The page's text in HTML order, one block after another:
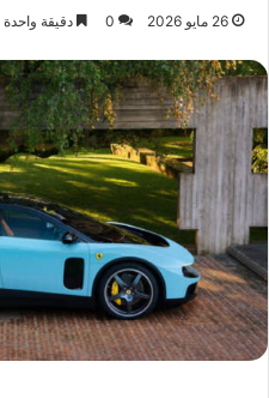
26 مايو 2026 0 دقيقة واحدة